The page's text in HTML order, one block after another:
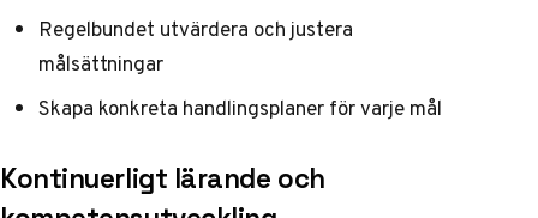
Regelbundet utvärdera och justera
målsättningar
Skapa konkreta handlingsplaner för varje mål
Kontinuerligt lärande och